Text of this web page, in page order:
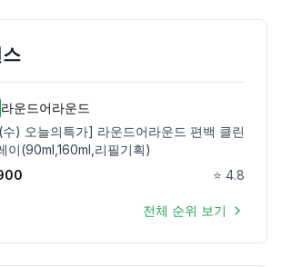
라운드어라운드
수) 오늘의특가] 라운드어라운드 편백 클린
이(90ml,160ml,리필기획)
⭐ 4.8
전체 순위 보기